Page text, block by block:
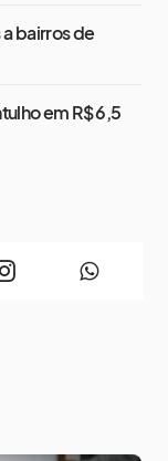
bairros de
em R$ 6,5